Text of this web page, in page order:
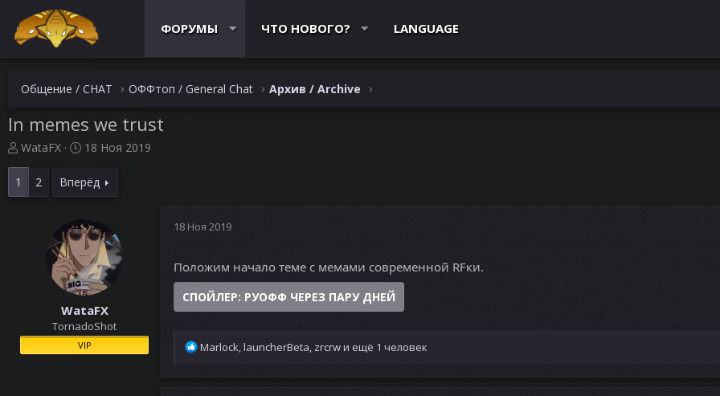
ФОРУМЫ ЧТО НОВОГО? LANGUAGE
Общение / CHAT ОФФтоп / General Chat Архив / Archive
In memes we trust
А
о
WataFX
Д
т
а
а
ч
а
л
а
18 Ноя 2019
1 2 Вперёд
WataFX
TornadoShot
VIP
18 Ноя 2019
Положим начало теме с мемами современной RFки.
СПОЙЛЕР: РУОФФ ЧЕРЕЗ ПАРУ ДНЕЙ
Р
а
Marlock,launcherBeta, zrcrwи ещё 1 человек